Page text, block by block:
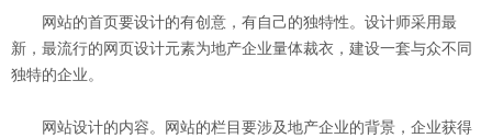
网站的首页要设计的有创意，有自己的独特性。设计师采用最
新，最流行的网页设计元素为地产企业量体裁衣，建设一套与众不同
独特的企业。
网站设计的内容。网站的栏目要涉及地产企业的背景，企业获得